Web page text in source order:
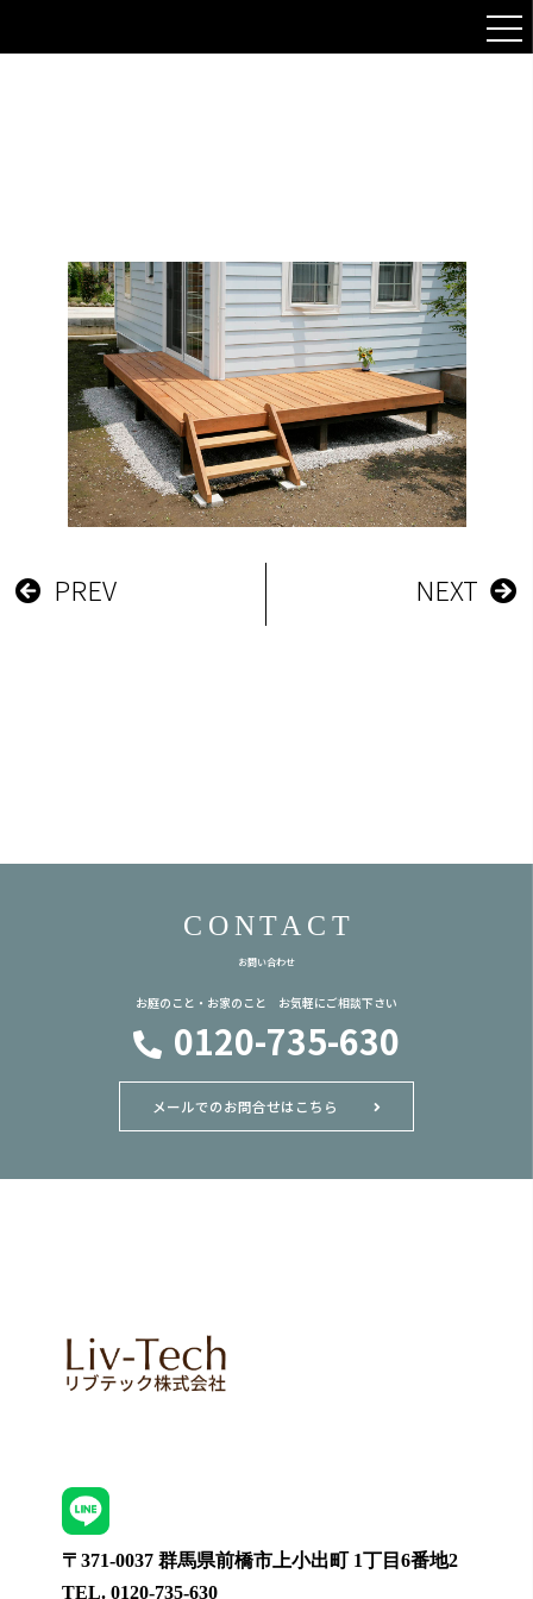
PREV NEXT
CONTACT
お問い合わせ
お庭のこと・お家のこと お気軽にご相談下さい
0120-735-630
メールでのお問合せはこちら
〒371-0037 群馬県前橋市上小出町 1丁目6番地2
TEL. 0120-735-630